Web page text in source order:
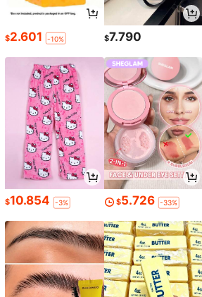
$2.601 -10% $7.790
$10.854 -3% $5.726 -33%